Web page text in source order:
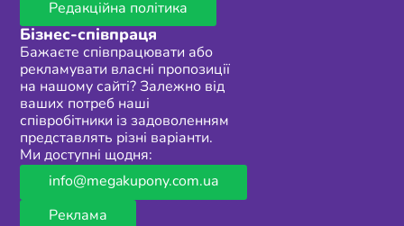
Редакційна політика
Бізнес-співпраця
Бажаєте співпрацювати або
рекламувати власні пропозиції
на нашому сайті? Залежно від
ваших потреб наші
співробітники із задоволенням
представлять різні варіанти.
Ми доступні щодня:
info@megakupony.com.ua
Реклама